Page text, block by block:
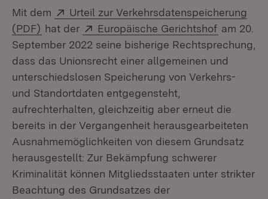
Mit dem Extern:
Urteil zur Verkehrsdatenspeicherung
(PDF) (Öffnet in neuem Fenster)
hat der Extern:
Europäische Gerichtshof (Öffnet
am 20.
September 2022 seine bisherige Rechtsprechung,
dass das Unionsrecht einer allgemeinen und
unterschiedslosen Speicherung von Verkehrs-
und Standortdaten entgegensteht,
aufrechterhalten, gleichzeitig aber erneut die
bereits in der Vergangenheit herausgearbeiteten
Ausnahmemöglichkeiten von diesem Grundsatz
herausgestellt: Zur Bekämpfung schwerer
Kriminalität können Mitgliedsstaaten unter strikter
Beachtung des Grundsatzes der